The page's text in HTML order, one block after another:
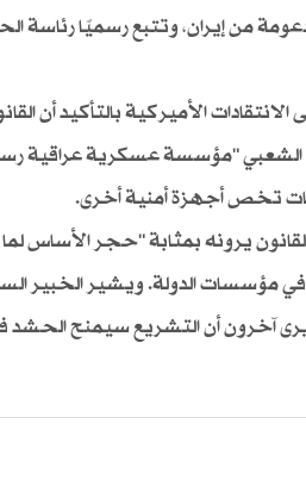
من إيران، وتتبع رسميًا رئاسة
الأميركية بالتأكيد أن
الشعبي "مؤسسة عسكرية عراقية
تخص أجهزة أمنية أخرى.
يرونه بمثابة "حجر الأساس لما
الدولة. ويشير الخبير
آخرون أن التشريع سيمنح الحشد